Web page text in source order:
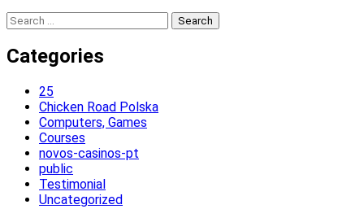
Search
for:
Categories
25
Chicken Road Polska
Computers, Games
Courses
novos-casinos-pt
public
Testimonial
Uncategorized